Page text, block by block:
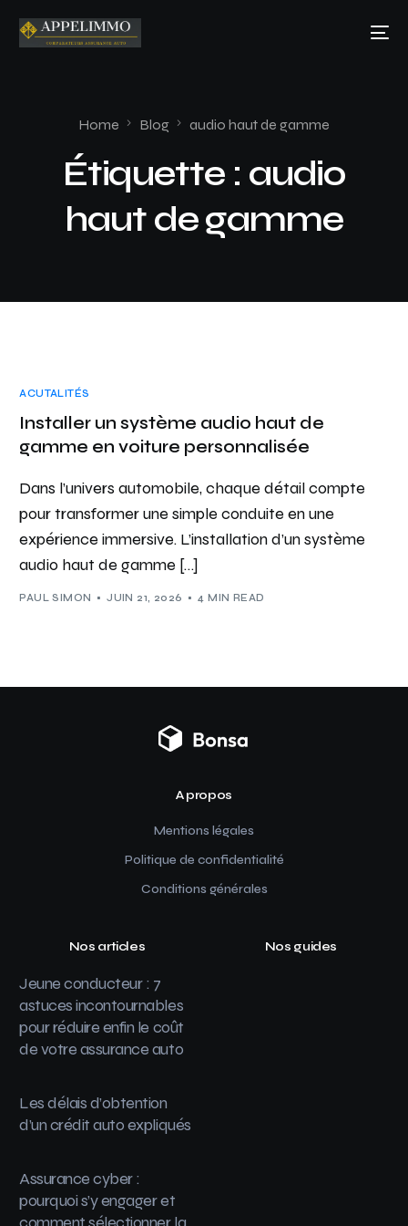
Home Blog audio haut de gamme
Étiquette : audio
haut de gamme
ACUTALITÉS
Installer un système audio haut de
gamme en voiture personnalisée
Dans l’univers automobile, chaque détail compte
pour transformer une simple conduite en une
expérience immersive. L’installation d’un système
audio haut de gamme […]
PAUL SIMON JUIN 21, 2026 4 MIN READ
A propos
Mentions légales
Politique de confidentialité
Conditions générales
Nos articles
Jeune conducteur : 7
astuces incontournables
pour réduire enfin le coût
de votre assurance auto
Les délais d’obtention
d’un crédit auto expliqués
Assurance cyber :
pourquoi s’y engager et
Nos guides